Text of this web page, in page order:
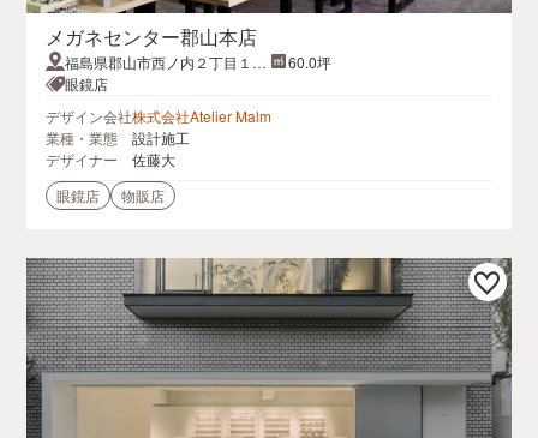
メガネセンター郡山本店
福島県郡山市西ノ内２丁目１０
−２４
60.0坪
眼鏡店
デザイン会社株式会社Atelier Malm
業種・業態
設計施工
デザイナー
佐藤大
眼鏡店
物販店